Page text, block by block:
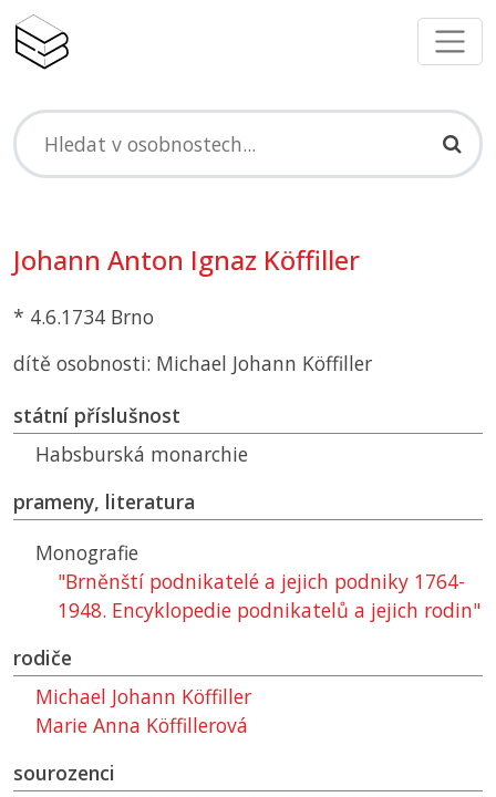
Johann Anton Ignaz Köffiller
* 4.6.1734 Brno
dítě osobnosti: Michael Johann Köffiller
státní příslušnost
Habsburská monarchie
prameny, literatura
Monografie
"Brněnští podnikatelé a jejich podniky 1764-
1948. Encyklopedie podnikatelů a jejich rodin"
rodiče
Michael Johann Köffiller
Marie Anna Köffillerová
sourozenci